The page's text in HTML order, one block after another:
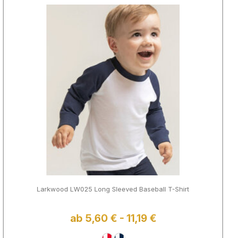
Larkwood LW025 Long Sleeved Baseball T-Shirt
ab 5,60 € - 11,19 €